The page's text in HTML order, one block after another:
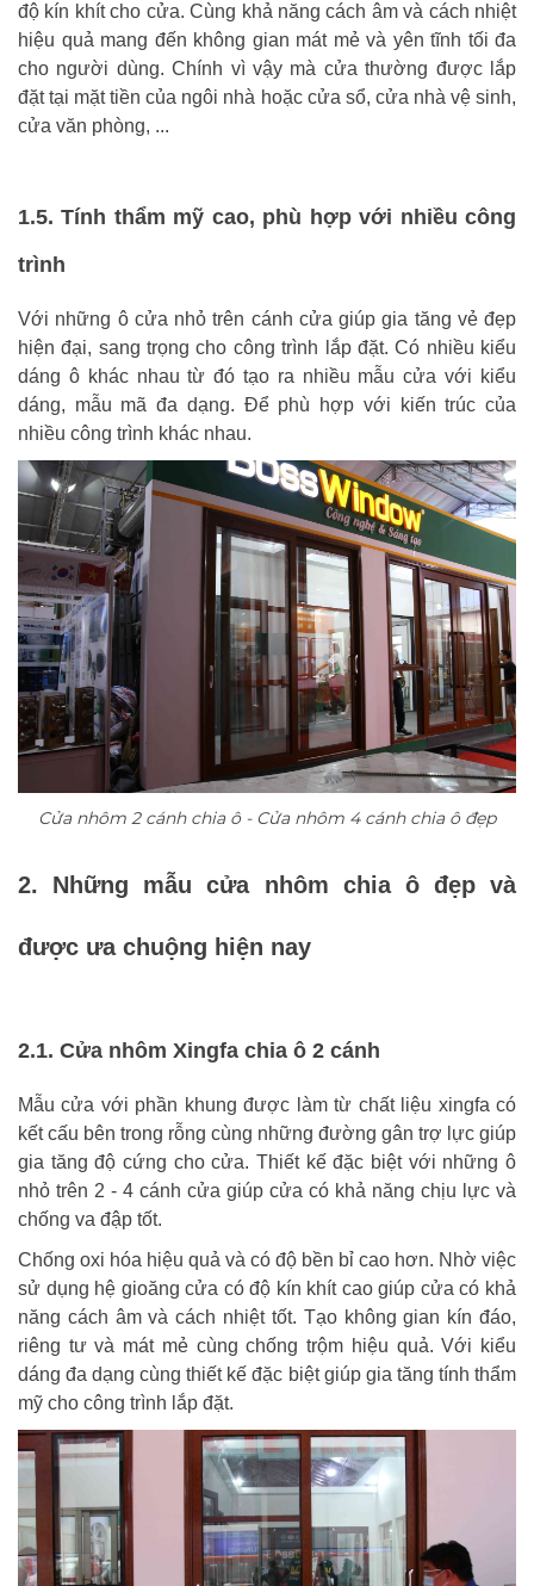
độ kín khít cho cửa. Cùng khả năng cách âm và cách nhiệt
hiệu quả mang đến không gian mát mẻ và yên tĩnh tối đa
cho người dùng. Chính vì vậy mà cửa thường được lắp
đặt tại mặt tiền của ngôi nhà hoặc cửa sổ, cửa nhà vệ sinh,
cửa văn phòng, ...
1.5. Tính thẩm mỹ cao, phù hợp với nhiều công
trình
Với những ô cửa nhỏ trên cánh cửa giúp gia tăng vẻ đẹp
hiện đại, sang trọng cho công trình lắp đặt. Có nhiều kiểu
dáng ô khác nhau từ đó tạo ra nhiều mẫu cửa với kiểu
dáng, mẫu mã đa dạng. Để phù hợp với kiến trúc của
nhiều công trình khác nhau.
Cửa nhôm 2 cánh chia ô - Cửa nhôm 4 cánh chia ô đẹp
2. Những mẫu cửa nhôm chia ô đẹp và
được ưa chuộng hiện nay
2.1. Cửa nhôm Xingfa chia ô 2 cánh
Mẫu cửa với phần khung được làm từ chất liệu xingfa có
kết cấu bên trong rỗng cùng những đường gân trợ lực giúp
gia tăng độ cứng cho cửa. Thiết kế đặc biệt với những ô
nhỏ trên 2 - 4 cánh cửa giúp cửa có khả năng chịu lực và
chống va đập tốt.
Chống oxi hóa hiệu quả và có độ bền bỉ cao hơn. Nhờ việc
sử dụng hệ gioăng cửa có độ kín khít cao giúp cửa có khả
năng cách âm và cách nhiệt tốt. Tạo không gian kín đáo,
riêng tư và mát mẻ cùng chống trộm hiệu quả. Với kiểu
dáng đa dạng cùng thiết kế đặc biệt giúp gia tăng tính thẩm
mỹ cho công trình lắp đặt.